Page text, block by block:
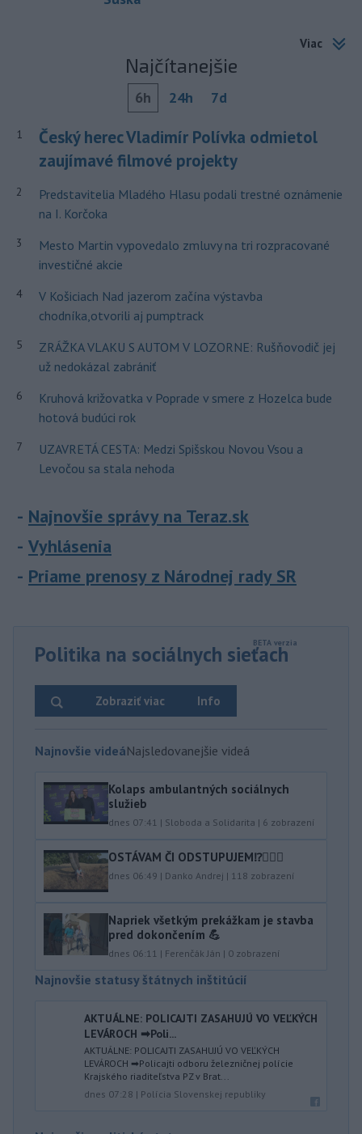
Viac
Najčítanejšie
6h 24h 7d
1
Český herec Vladimír Polívka odmietol
zaujímavé filmové projekty
2
Predstavitelia Mladého Hlasu podali trestné oznámenie
na I. Korčoka
3
Mesto Martin vypovedalo zmluvy na tri rozpracované
investičné akcie
4
V Košiciach Nad jazerom začína výstavba
chodníka,otvorili aj pumptrack
5
ZRÁŽKA VLAKU S AUTOM V LOZORNE: Rušňovodič jej
už nedokázal zabrániť
6
Kruhová križovatka v Poprade v smere z Hozelca bude
hotová budúci rok
7
UZAVRETÁ CESTA: Medzi Spišskou Novou Vsou a
Levočou sa stala nehoda
Najnovšie správy na Teraz.sk
Vyhlásenia
Priame prenosy z Národnej rady SR
Politika na sociálnych sieťach
Info
Zobraziť viac
Najnovšie videáNajsledovanejšie videá
Kolaps ambulantných sociálnych
služieb
dnes 07:41 | Sloboda a Solidarita | 6 zobrazení
OSTÁVAM ČI ODSTUPUJEM⁉️🤷🏻‍♂️
dnes 06:49 | Danko Andrej | 118 zobrazení
Napriek všetkým prekážkam je stavba
pred dokončením 💪
dnes 06:11 | Ferenčák Ján | 0 zobrazení
Najnovšie statusy štátnych inštitúcií
AKTUÁLNE: POLICAJTI ZASAHUJÚ VO VEĽKÝCH
LEVÁROCH ➡Poli...
AKTUÁLNE: POLICAJTI ZASAHUJÚ VO VEĽKÝCH
LEVÁROCH ➡Policajti odboru železničnej polície
Krajského riaditeľstva PZ v Brat...
dnes 07:28 | Polícia Slovenskej republiky